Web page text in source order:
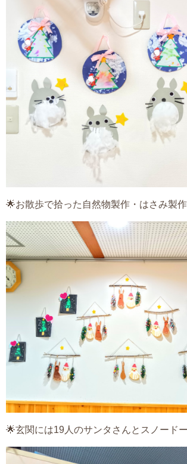
🌟お散歩で拾った自然物製作・はさみ製
🌟玄関には19人のサンタさんとスノード